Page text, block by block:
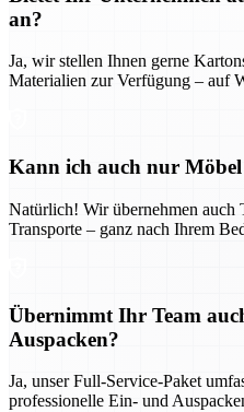
an?
Ja, wir stellen Ihnen gerne
Materialien zur Verfügung – auf
Kann ich auch nur Möbel
Natürlich! Wir übernehmen auch
Transporte – ganz nach Ihrem
Übernimmt Ihr Team
Auspacken?
Ja, unser Full-Service-Paket
professionelle Ein- und